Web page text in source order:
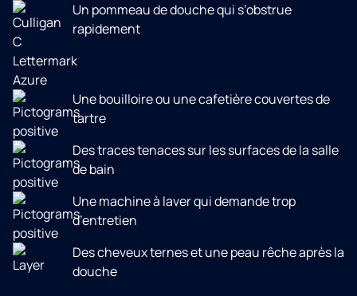
Un pommeau de douche qui s’obstrue
rapidement
Une bouilloire ou une cafetière couvertes de
tartre
Des traces tenaces sur les surfaces de la salle
de bain
Une machine à laver qui demande trop
d’entretien
Des cheveux ternes et une peau rêche après la
douche